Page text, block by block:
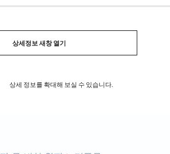
상세정보 새창 열기
상세 정보를 확대해 보실 수 있습니다.